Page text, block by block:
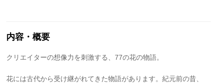
内容・概要
クリエイターの想像力を刺激する、77の花の物語。
花には古代から受け継がれてきた物語があります。紀元前の昔、